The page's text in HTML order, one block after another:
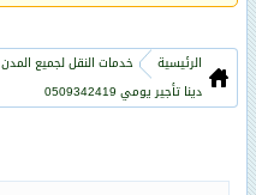
الرئيسية خدمات النقل لجميع المدن
دينا تأجير يومي 0509342419